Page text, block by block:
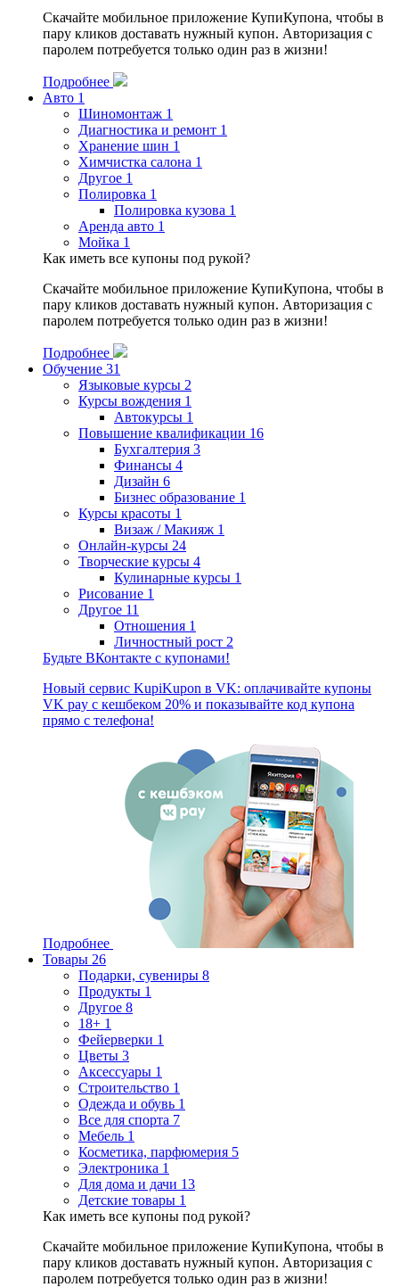
Скачайте мобильное приложение КупиКупона, чтобы в
пару кликов доставать нужный купон. Авторизация с
паролем потребуется только один раз в жизни!
Подробнее
Авто 1
Шиномонтаж 1
Диагностика и ремонт 1
Хранение шин 1
Химчистка салона 1
Другое 1
Полировка 1
Полировка кузова 1
Аренда авто 1
Мойка 1
Как иметь все купоны под рукой?
Скачайте мобильное приложение КупиКупона, чтобы в
пару кликов доставать нужный купон. Авторизация с
паролем потребуется только один раз в жизни!
Подробнее
Обучение 31
Языковые курсы 2
Курсы вождения 1
Автокурсы 1
Повышение квалификации 16
Бухгалтерия 3
Финансы 4
Дизайн 6
Бизнес образование 1
Курсы красоты 1
Визаж / Макияж 1
Онлайн-курсы 24
Творческие курсы 4
Кулинарные курсы 1
Рисование 1
Другое 11
Отношения 1
Личностный рост 2
Будьте ВКонтакте с купонами!
Новый сервис KupiKupon в VK: оплачивайте купоны
VK pay с кешбеком 20% и показывайте код купона
прямо с телефона!
Подробнее
Товары 26
Подарки, сувениры 8
Продукты 1
Другое 8
18+ 1
Фейерверки 1
Цветы 3
Аксессуары 1
Строительство 1
Одежда и обувь 1
Все для спорта 7
Мебель 1
Косметика, парфюмерия 5
Электроника 1
Для дома и дачи 13
Детские товары 1
Как иметь все купоны под рукой?
Скачайте мобильное приложение КупиКупона, чтобы в
пару кликов доставать нужный купон. Авторизация с
паролем потребуется только один раз в жизни!